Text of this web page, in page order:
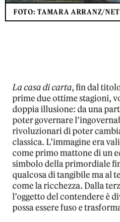
FOTO: TAMARA ARRANZ/
La casa di carta, fin dal
prime due ottime stagioni,
doppia illusione: da una
poter governare
rivoluzionari di poter
classica. L’immagine era
come primo mattone di un
simbolo della primordiale
qualcosa di tangibile ma al
come la ricchezza. Dalla
l’oggetto del contendere è
possa essere fuso e